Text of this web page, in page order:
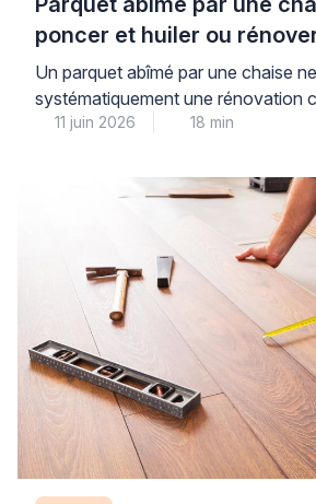
poncer et huiler ou
profondeur ?
Un parquet abîmé par une chaise
systématiquement une rénovation
réponse dépend avant tout de la
parfaitement normal de ne pas
l’ampleur des dommages sur un
précisément cette incertitude […]
11 juin 2026 18 min